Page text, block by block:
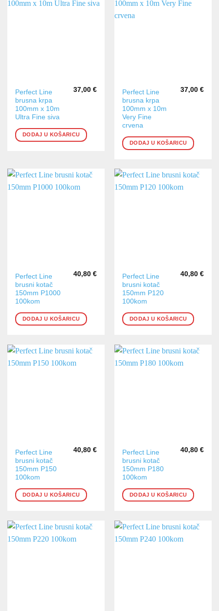
Perfect Line
brusna krpa
100mm x 10m
Ultra Fine siva
37,00 €
DODAJ U KOŠARICU
Perfect Line
brusna krpa
100mm x 10m
Very Fine
crvena
37,00 €
DODAJ U KOŠARICU
Perfect Line
brusni kotač
150mm P1000
100kom
40,80 €
DODAJ U KOŠARICU
Perfect Line
brusni kotač
150mm P120
100kom
40,80 €
DODAJ U KOŠARICU
Perfect Line
brusni kotač
150mm P150
100kom
40,80 €
DODAJ U KOŠARICU
Perfect Line
brusni kotač
150mm P180
100kom
40,80 €
DODAJ U KOŠARICU